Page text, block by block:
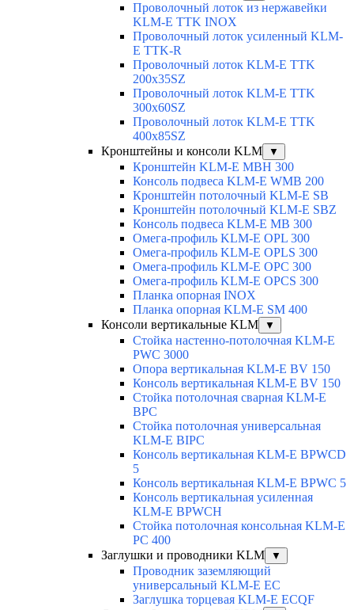
Проволочный лоток из нержавейки
KLM-E TTK INOX
Проволочный лоток усиленный KLM-
E TTK-R
Проволочный лоток KLM-E TTK
200x35SZ
Проволочный лоток KLM-E TTK
300x60SZ
Проволочный лоток KLM-E TTK
400x85SZ
Кронштейны и консоли KLM
▼
Кронштейн KLM-E MBH 300
Консоль подвеса KLM-E WMB 200
Кронштейн потолочный KLM-E SB
Кронштейн потолочный KLM-E SBZ
Консоль подвеса KLM-E MB 300
Омега-профиль KLM-E OPL 300
Омега-профиль KLM-E OPLS 300
Омега-профиль KLM-E OPC 300
Омега-профиль KLM-E OPCS 300
Планка опорная INOX
Планка опорная KLM-E SM 400
Консоли вертикальные KLM
▼
Стойка настенно-потолочная KLM-E
PWC 3000
Опора вертикальная KLM-E BV 150
Консоль вертикальная KLM-E BV 150
Стойка потолочная сварная KLM-E
BPC
Стойка потолочная универсальная
KLM-E BIPC
Консоль вертикальная KLM-E BPWCD
5
Консоль вертикальная KLM-E BPWC 5
Консоль вертикальная усиленная
KLM-E BPWCH
Стойка потолочная консольная KLM-E
PC 400
Заглушки и проводники KLM
▼
Проводник заземляющий
универсальный KLM-E EC
Заглушка торцевая KLM-E ECQF